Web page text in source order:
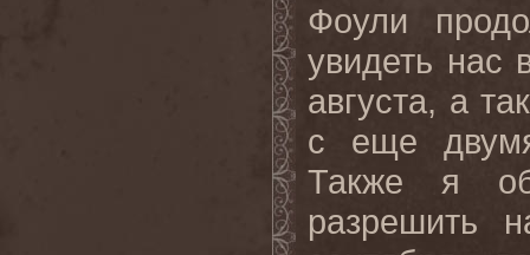
Фоули
увидеть нас
августа, а
с еще
Также я
разрешить